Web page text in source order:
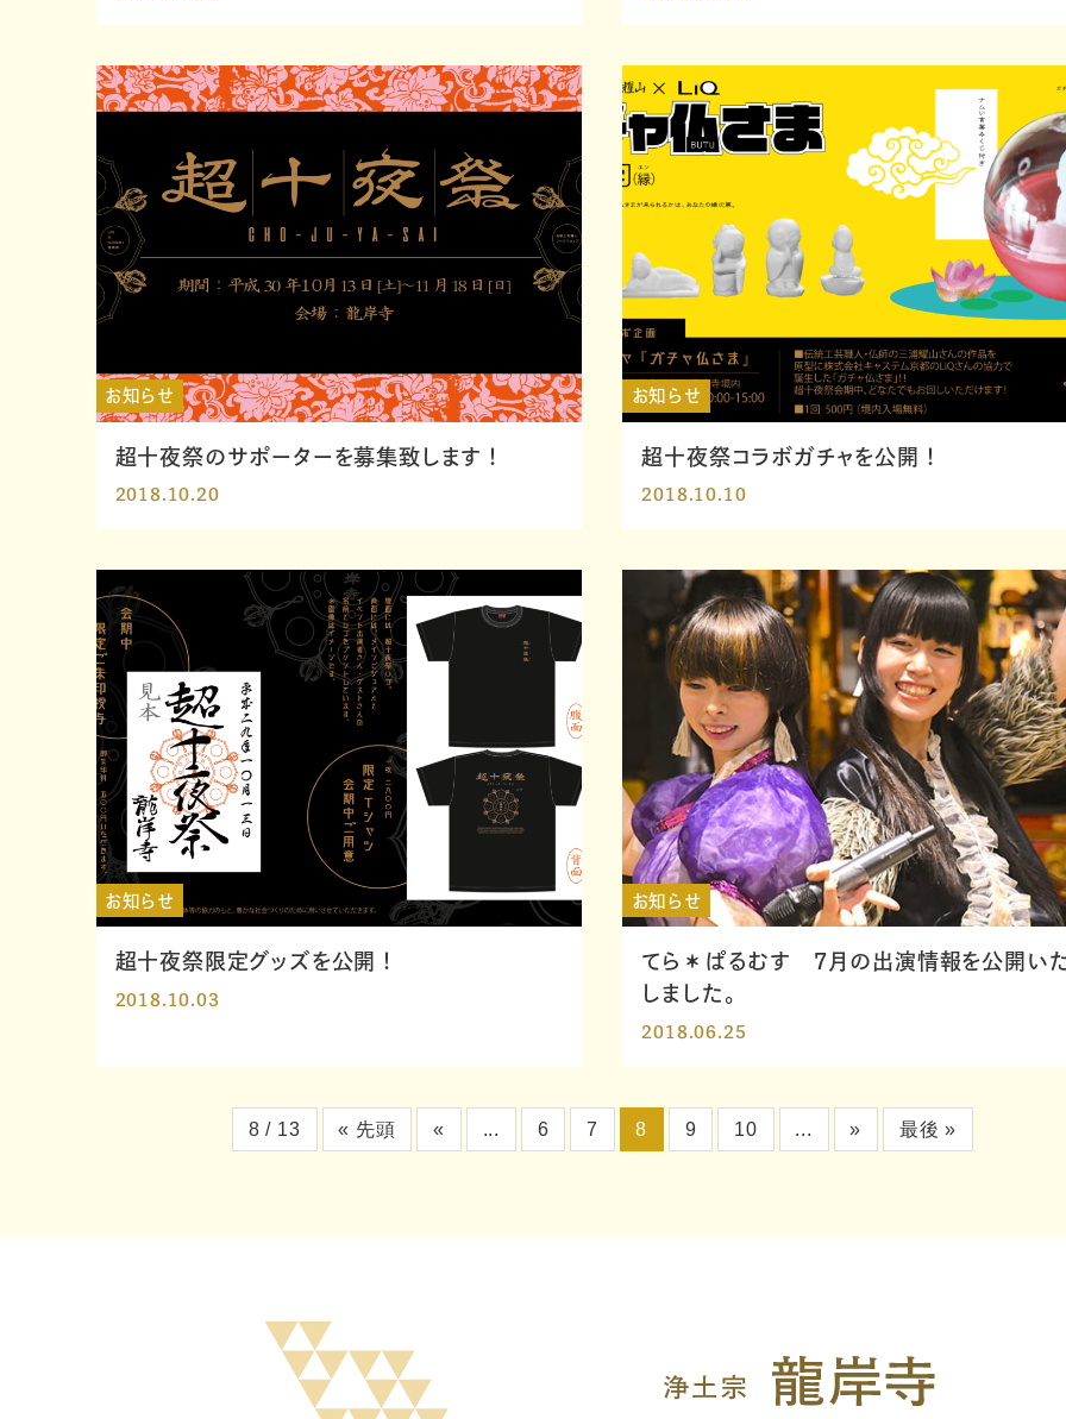
お知らせ
超十夜祭のサポーターを募集致します！
2018.10.20
お知らせ
超十夜祭コラボガチャを公開！
2018.10.10
お知らせ
超十夜祭限定グッズを公開！
2018.10.03
お知らせ
てら＊ぱるむす 7月の出演情報を公開い
しました。
2018.06.25
8 / 13 « 先頭 « ... 6 7 8 9 10 ... » 最後 »